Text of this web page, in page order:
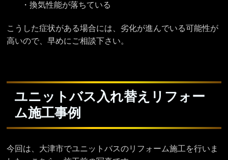
・換気性能が落ちている
こうした症状がある場合には、劣化が進んでいる可能性が
高いので、早めにご相談下さい。
ユニットバス入れ替えリフォー
ム施工事例
今回は、大津市でユニットバスのリフォーム施工を行いま